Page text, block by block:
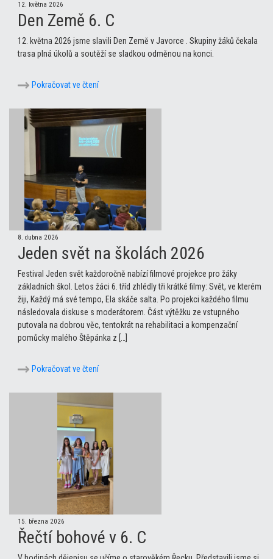
12. května 2026
Den Země 6. C
12. května 2026 jsme slavili Den Země v Javorce . Skupiny žáků čekala
trasa plná úkolů a soutěží se sladkou odměnou na konci.
Pokračovat ve čtení
8. dubna 2026
Jeden svět na školách 2026
Festival Jeden svět každoročně nabízí filmové projekce pro žáky
základních škol. Letos žáci 6. tříd zhlédly tři krátké filmy: Svět, ve kterém
žiji, Každý má své tempo, Ela skáče salta. Po projekci každého filmu
následovala diskuse s moderátorem. Část výtěžku ze vstupného
putovala na dobrou věc, tentokrát na rehabilitaci a kompenzační
pomůcky malého Štěpánka z […]
Pokračovat ve čtení
15. března 2026
Řečtí bohové v 6. C